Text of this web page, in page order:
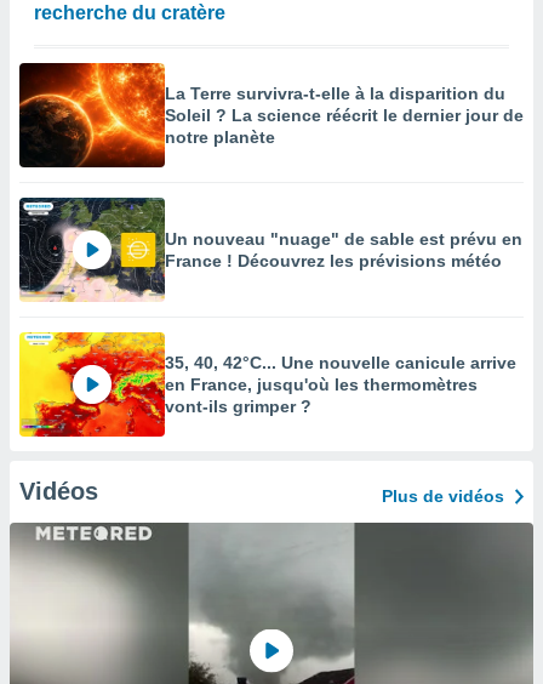
recherche du cratère
La Terre survivra-t-elle à la disparition du
Soleil ? La science réécrit le dernier jour de
notre planète
Un nouveau "nuage" de sable est prévu en
France ! Découvrez les prévisions météo
35, 40, 42°C... Une nouvelle canicule arrive
en France, jusqu'où les thermomètres
vont-ils grimper ?
Vidéos Plus de vidéos